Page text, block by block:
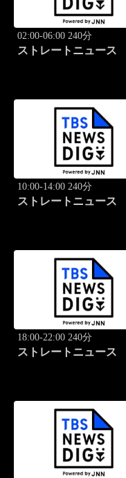
02:00-06:00 240分
ストレートニュース
10:00-14:00 240分
ストレートニュース
18:00-22:00 240分
ストレートニュース